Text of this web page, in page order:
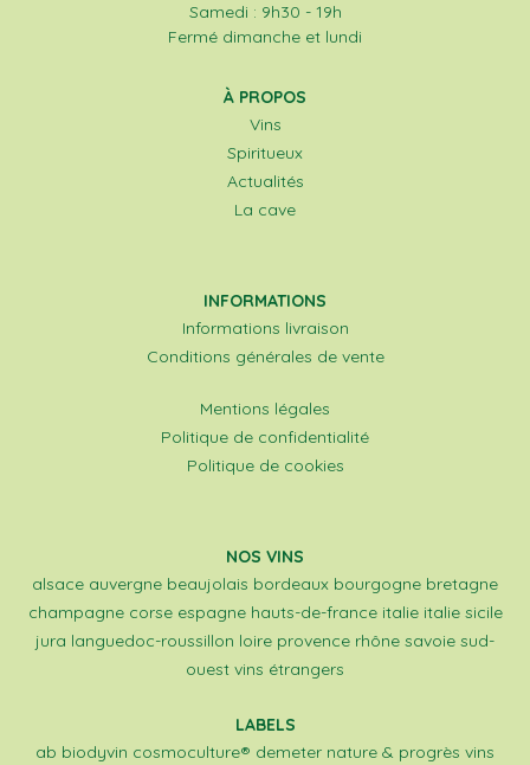
Samedi : 9h30 - 19h
Fermé dimanche et lundi
À PROPOS
Vins
Spiritueux
Actualités
La cave
INFORMATIONS
Informations livraison
Conditions générales de vente
Mentions légales
Politique de confidentialité
Politique de cookies
NOS VINS
alsace auvergne beaujolais bordeaux bourgogne bretagne
champagne corse espagne hauts-de-france italie italie sicile
jura languedoc-roussillon loire provence rhône savoie sud-
ouest vins étrangers
LABELS
ab biodyvin cosmoculture® demeter nature & progrès vins